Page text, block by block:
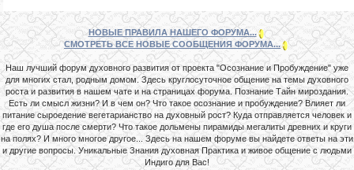
НОВЫЕ ПРАВИЛА НАШЕГО ФОРУМА...
СМОТРЕТЬ ВСЕ НОВЫЕ СООБЩЕНИЯ ФОРУМА...
Наш лучший форум духовного развития от проекта "Осознание и Пробуждение" уже
для многих стал, родным домом. Здесь круглосуточное общение на темы духовного
роста и развития в нашем чате и на страницах форума. Познание Тайн мироздания.
Есть ли смысл жизни? И в чем он? Что такое осознание и пробуждение? Влияет ли
питание сыроедение вегетарианство на духовный рост? Куда отправляется человек и
где его душа после смерти? Что такое дольмены пирамиды мегалиты древних и круги
на полях? И много многое другое... Здесь на нашем форуме вы найдете ответы на эти
и другие вопросы. Уникальные Знания духовная Практика и живое общение с людьми
Индиго для Вас!